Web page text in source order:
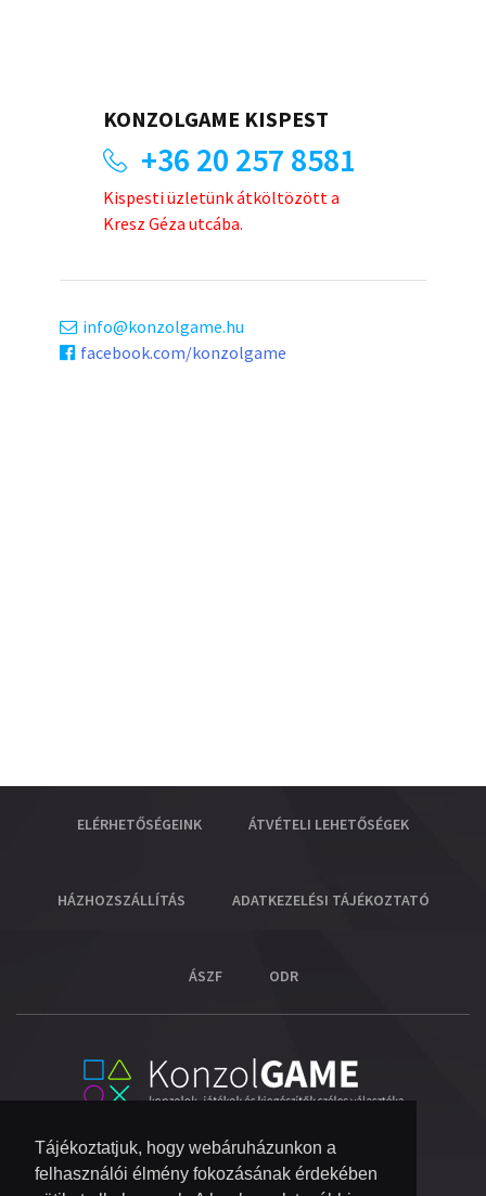
Tájékoztatjuk, hogy webáruházunkon a
felhasználói élmény fokozásának érdekében
KONZOLGAME KISPEST
+36 20 257 8581
Kispesti üzletünk átköltözött a
Kresz Géza utcába.
info
konzolgame.hu
facebook.com/konzolgame
ELÉRHETŐSÉGEINK ÁTVÉTELI LEHETŐSÉGEK
HÁZHOZSZÁLLÍTÁS ADATKEZELÉSI TÁJÉKOZTATÓ
ÁSZF ODR